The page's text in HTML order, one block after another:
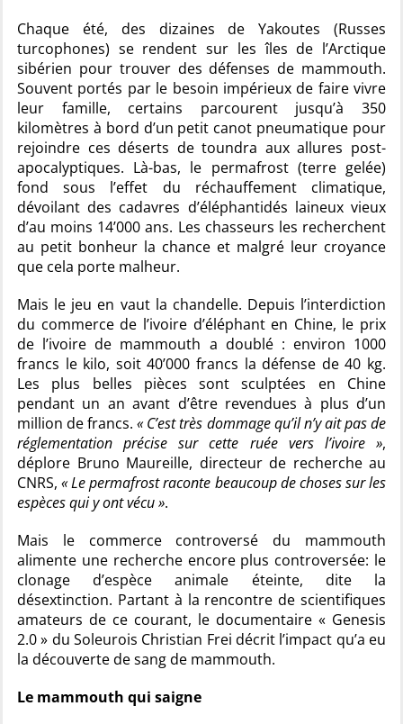
Chaque été, des dizaines de Yakoutes (Russes
turcophones) se rendent sur les îles de l’Arctique
sibérien pour trouver des défenses de mammouth.
Souvent portés par le besoin impérieux de faire vivre
leur famille, certains parcourent jusqu’à 350
kilomètres à bord d’un petit canot pneumatique pour
rejoindre ces déserts de toundra aux allures post-
apocalyptiques. Là-bas, le permafrost (terre gelée)
fond sous l’effet du réchauffement climatique,
dévoilant des cadavres d’éléphantidés laineux vieux
d’au moins 14’000 ans. Les chasseurs les recherchent
au petit bonheur la chance et malgré leur croyance
que cela porte malheur.
Mais le jeu en vaut la chandelle. Depuis l’interdiction
du commerce de l’ivoire d’éléphant en Chine, le prix
de l’ivoire de mammouth a doublé : environ 1000
francs le kilo, soit 40’000 francs la défense de 40 kg.
Les plus belles pièces sont sculptées en Chine
pendant un an avant d’être revendues à plus d’un
million de francs.« C’est très dommage qu’il n’y ait pas de
réglementation précise sur cette ruée vers l’ivoire »,
déplore Bruno Maureille, directeur de recherche au
CNRS,« Le permafrost raconte beaucoup de choses sur les
espèces qui y ont vécu ».
Mais le commerce controversé du mammouth
alimente une recherche encore plus controversée: le
clonage d’espèce animale éteinte, dite la
désextinction. Partant à la rencontre de scientifiques
amateurs de ce courant, le documentaire « Genesis
2.0 » du Soleurois Christian Frei décrit l’impact qu’a eu
la découverte de sang de mammouth.
Le mammouth qui saigne